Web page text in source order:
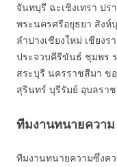
จันทบุรี ฉะเชิงเทรา ป
พระนครศรีอยุธยา สิงห์
ลำปางเชียงใหม่ เชียง
ประจวบคีรีขันธ์ ชุมพร
สระบุรี นครราชสีมา ข
สุรินทร์ บุรีรัมย์ อุบลรา
ทีมงานทนายความ
ทีมงานทนายความซึ่งค